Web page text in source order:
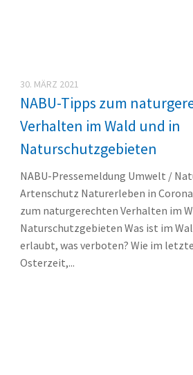
30. MÄRZ 2021
NABU-Tipps zum
Verhalten im Wald und in
Naturschutzgebieten
NABU-Pressemeldung Umwelt /
Artenschutz Naturerleben in
zum naturgerechten Verhalten im
Naturschutzgebieten Was ist im
erlaubt, was verboten? Wie im
Osterzeit,...